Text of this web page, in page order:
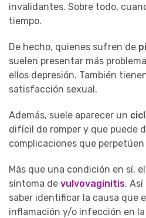
invalidantes. Sobre todo,
tiempo.
De hecho, quienes sufren de
suelen presentar más
ellos depresión. También
satisfacción sexual.
Además, suele aparecer un
difícil de romper y que puede
complicaciones que perpetúen
Más que una condición en sí,
síntoma de vulvovaginitis.
saber identificar la causa que
inflamación y/o infección en